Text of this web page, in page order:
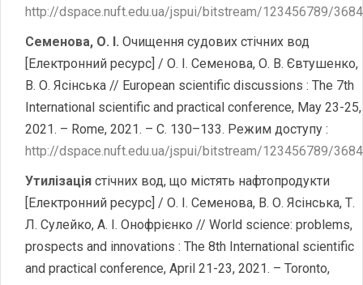
http://dspace.nuft.edu.ua/jspui/bitstream/123456789/
Семенова, О. І. Очищення судових стічних вод
[Електронний ресурс] / О. І. Семенова, О. В. Євтушенко,
В. О. Ясінська // European scientific discussions : The 7th
International scientific and practical conference, May 23-25,
2021. – Rome, 2021. – С. 130–133. Режим доступу :
http://dspace.nuft.edu.ua/jspui/bitstream/123456789/
Утилізація стічних вод, що містять нафтопродукти
[Електронний ресурс] / О. І. Семенова, В. О. Ясінська, Т.
Л. Сулейко, А. І. Онофрієнко // World science: problems,
prospects and innovations : The 8th International scientific
and practical conference, April 21-23, 2021. – Toronto,